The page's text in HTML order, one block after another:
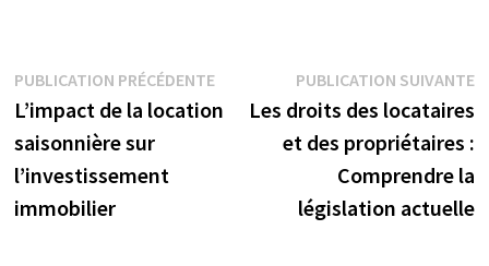
Navigation
de
l’article
PUBLICATION PRÉCÉDENTEPublication
précédente :
L’impact de la location
saisonnière sur
l’investissement
immobilier
PUBLICATION SUIVANTE
Les droits des locataires
et des propriétaires :
Comprendre la
législation actuelle